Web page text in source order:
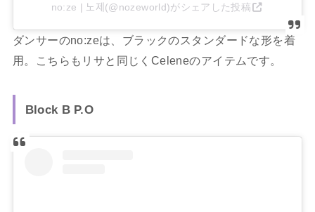
no:ze | 노제(@nozeworld)がシェアした投稿
ダンサーのno:zeは、ブラックのスタンダードな形を着
用。こちらもリサと同じくCeleneのアイテムです。
Block B P.O